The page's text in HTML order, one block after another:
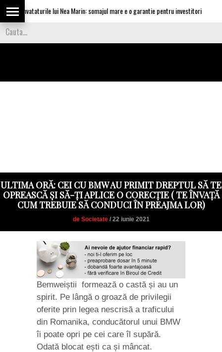
invataturile lui Nea Marin: somajul mare e o garantie pentru investitori
ULTIMA ORĂ: CEI CU BMW AU PRIMIT DREPTUL SĂ TE
OPREASCĂ ȘI SĂ-ȚI APLICE O CORECȚIE ( TE ÎNVAȚĂ
CUM TREBUIE SĂ CONDUCI ÎN PREAJMA LOR)
de Societate/ 22 iunie 2021
Bemweiștii formează o castă și au un
spirit. Pe lângă o groază de privilegii
oferite prin legea nescrisă a traficului
din Romanika, conducătorul unui BMW
îi poate opri pe cei care îl supără.
Odată blocat ești ca și mâncat.